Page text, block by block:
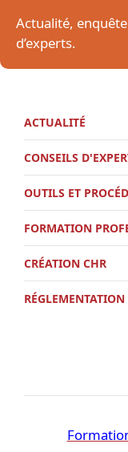
Actualité,
d’experts.
ACTUALITÉ
CONSEILS
OUTILS ET
FORMATION
CRÉATION CHR
RÉGLEMENTATION